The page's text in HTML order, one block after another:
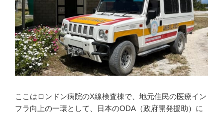
ここはロンドン病院のX線検査棟で、地元住民の医療イン
フラ向上の一環として、日本のODA（政府開発援助）に